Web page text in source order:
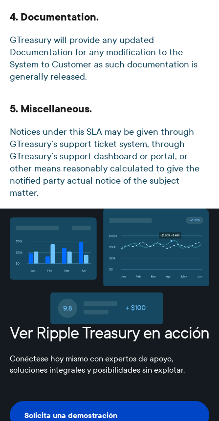
4. Documentation.
GTreasury will provide any updated
Documentation for any modification to the
System to Customer as such documentation is
generally released.
5. Miscellaneous.
Notices under this SLA may be given through
GTreasury’s support ticket system, through
GTreasury’s support dashboard or portal, or
other means reasonably calculated to give the
notified party actual notice of the subject
matter.
Ver Ripple Treasury en acción
Conéctese hoy mismo con expertos de apoyo,
soluciones integrales y posibilidades sin explotar.
Solicita una demostración
Solicita una demostración